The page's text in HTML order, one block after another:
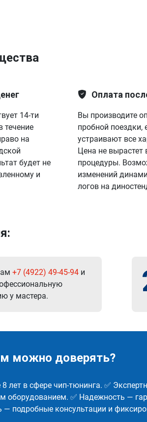
14-ти
течение
на
будет не
и
Оплата
Вы производите
пробной поездки,
устраивают все
Цена не вырастет
процедуры.
изменений
логов на
+7 (4922) 49-45-94 и
у мастера.
можно доверять?
лет в сфере чип-тюнинга. ✅
оборудованием. ✅ Надежность —
— подробные консультации и